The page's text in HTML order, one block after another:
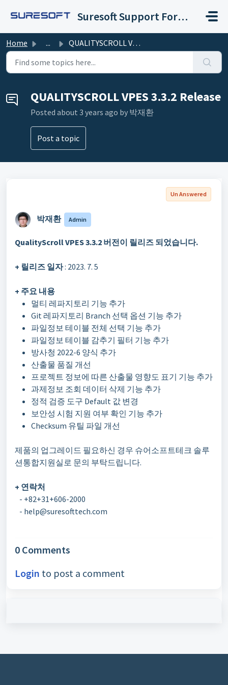
Suresoft Support Forum
Home ... QUALITYSCROLL VPES 3.3.2 Release
QUALITYSCROLL VPES 3.3.2 Release
Posted about 3 years ago by 박재환 ㅤ
Post a topic
Un Answered
박재환 ㅤ Admin
QualityScroll VPES 3.3.2 버전이 릴리즈 되었습니다.
+ 릴리즈 일자: 2023. 7. 5
+ 주요 내용
멀티 레파지토리 기능 추가
Git 레파지토리 Branch 선택 옵션 기능 추가
파일정보 테이블 전체 선택 기능 추가
파일정보 테이블 감추기 필터 기능 추가
방사청 2022-6 양식 추가
산출물 품질 개선
프로젝트 정보에 따른 산출물 영향도 표기 기능 추가
과제정보 조회 데이터 삭제 기능 추가
정적 검증 도구 Default 값 변경
보안성 시험 지원 여부 확인 기능 추가
Checksum 유틸 파일 개선
제품의 업그레이드 필요하신 경우 슈어소프트테크 솔루
션통합지원실로 문의 부탁드립니다.
+ 연락처
- +82+31+606-2000
- help@suresofttech.com
0 Comments
Login to post a comment